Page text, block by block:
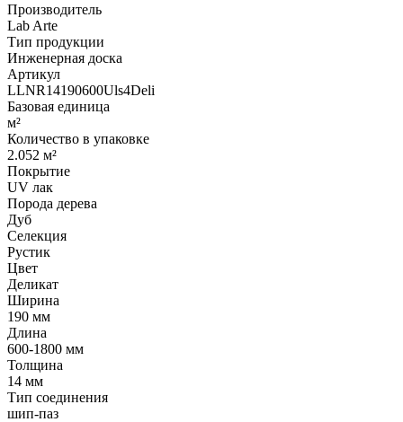
Производитель
Lab Arte
Тип продукции
Инженерная доска
Артикул
LLNR14190600Uls4Deli
Базовая единица
м²
Количество в упаковке
2.052 м²
Покрытие
UV лак
Порода дерева
Дуб
Селекция
Рустик
Цвет
Деликат
Ширина
190 мм
Длина
600-1800 мм
Толщина
14 мм
Тип соединения
шип-паз